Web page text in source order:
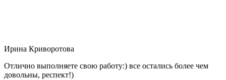
Ирина Криворотова
Отлично выполняете свою работу:) все остались более чем
довольны, респект!)